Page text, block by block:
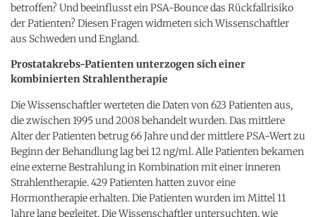
betroffen? Und beeinflusst ein PSA-Bounce das Rückfallrisiko
der Patienten? Diesen Fragen widmeten sich Wissenschaftler
aus Schweden und England.
Prostatakrebs-Patienten unterzogen sich einer
kombinierten Strahlentherapie
Die Wissenschaftler werteten die Daten von 623 Patienten aus,
die zwischen 1995 und 2008 behandelt wurden. Das mittlere
Alter der Patienten betrug 66 Jahre und der mittlere PSA-Wert zu
Beginn der Behandlung lag bei 12 ng/ml. Alle Patienten bekamen
eine externe Bestrahlung in Kombination mit einer inneren
Strahlentherapie. 429 Patienten hatten zuvor eine
Hormontherapie erhalten. Die Patienten wurden im Mittel 11
Jahre lang begleitet. Die Wissenschaftler untersuchten, wie